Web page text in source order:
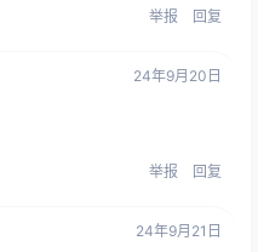
举报 回复
24年9月20日
举报 回复
24年9月21日